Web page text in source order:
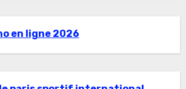
en ligne 2026